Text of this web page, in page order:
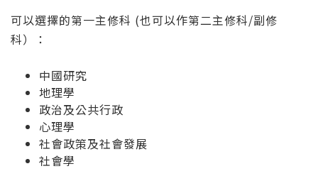
可以選擇的第一主修科 (也可以作第二主修科/副修
科）：
中國研究
地理學
政治及公共行政
心理學
社會政策及社會發展
社會學